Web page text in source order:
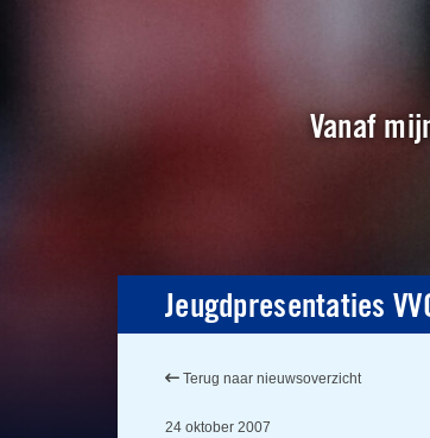
Vanaf
Jeugdpresentaties
Terug naar nieuwsoverzicht
24 oktober 2007